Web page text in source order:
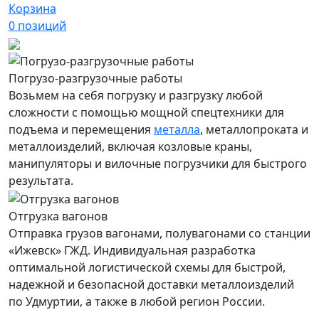
Корзина
0 позиций
Погрузо-разгрузочные работы
Возьмем на себя погрузку и разгрузку любой
сложности с помощью мощной спецтехники для
подъема и перемещения металла, металлопроката и
металлоизделий, включая козловые краны,
манипуляторы и вилочные погрузчики для быстрого
результата.
Отгрузка вагонов
Отправка грузов вагонами, полувагонами со станции
«Ижевск» ГЖД. Индивидуальная разработка
оптимальной логистической схемы для быстрой,
надежной и безопасной доставки металлоизделий
по Удмуртии, а также в любой регион России.